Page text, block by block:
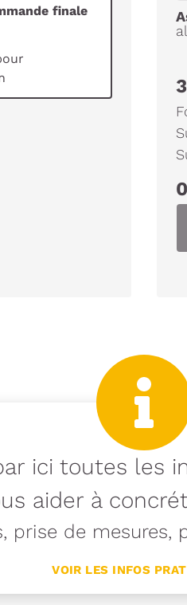
finale
ici toutes les
aider à
prise de mesures,
VOIR LES INFOS